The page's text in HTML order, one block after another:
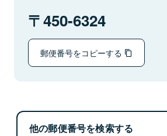
450-6324
郵便番号をコピーする
他の郵便番号を検索する